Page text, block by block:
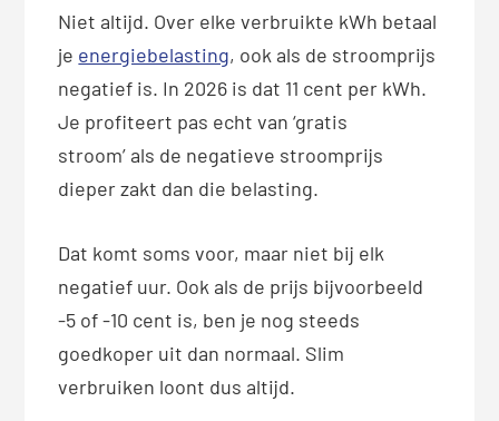
Niet altijd. Over elke verbruikte kWh betaal
je energiebelasting, ook als de stroomprijs
negatief is. In 2026 is dat 11 cent per kWh.
Je profiteert pas echt van ‘gratis
stroom’ als de negatieve stroomprijs
dieper zakt dan die belasting.
Dat komt soms voor, maar niet bij elk
negatief uur. Ook als de prijs bijvoorbeeld
-5 of -10 cent is, ben je nog steeds
goedkoper uit dan normaal. Slim
verbruiken loont dus altijd.